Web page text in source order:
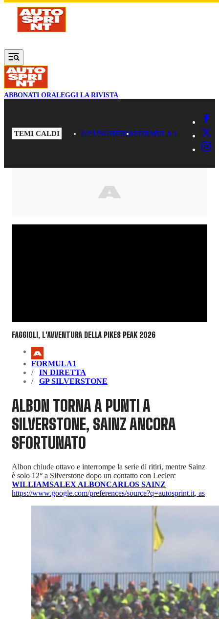
Vai al contenuto principale
ABBONATI ORALEGGI LA RIVISTA
TEMI CALDI GP UNGHERIAFORMULA 1
FAGGIOLI, L'AVVENTURA DELLA PIKES PEAK 2026
FORMULA1
IN DIRETTA
GP SILVERSTONE
ALBON TORNA A PUNTI A
SILVERSTONE, SAINZ ANCORA
SFORTUNATO
Albon chiude ottavo e interrompe la serie di ritiri, mentre Sainz
è solo 12° a Silverstone dopo un contatto con Leclerc
WILLIAMSALEX ALBONCARLOS SAINZ
https://www.google.com/preferences/source?q=autosprint.it, as